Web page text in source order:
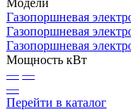
Газопоршневая
Газопоршневая
Газопоршневая
Мощность кВт
— —
—
Перейти в каталог